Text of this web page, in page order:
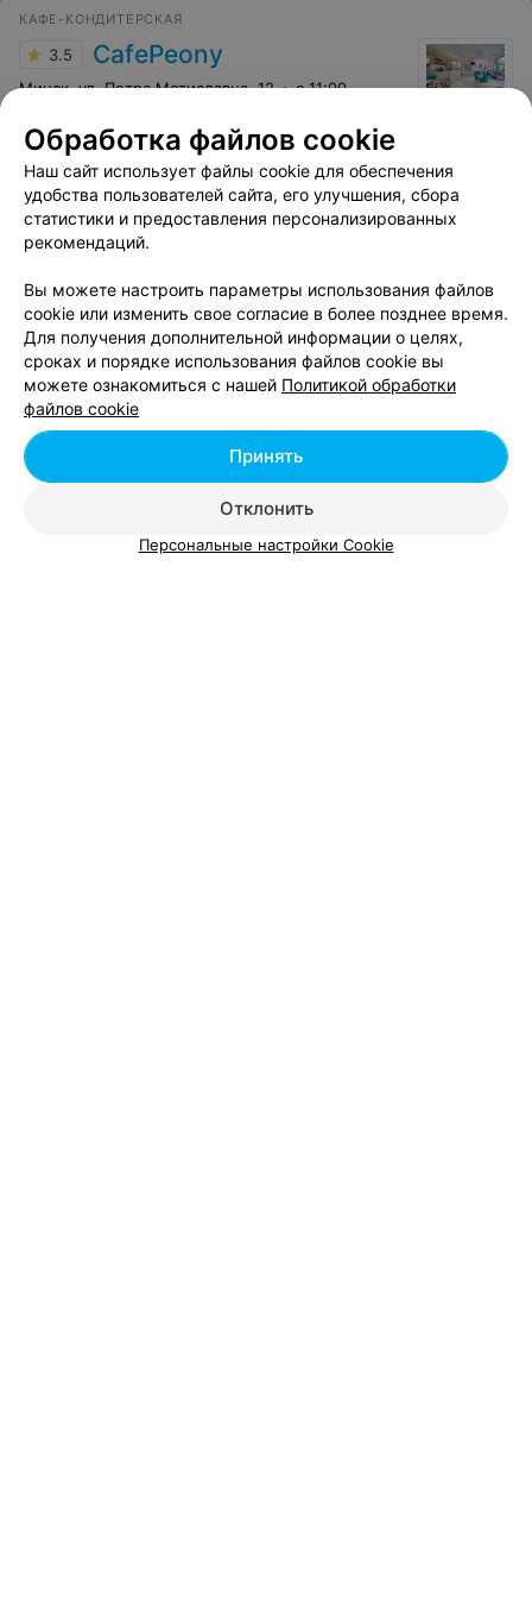
КАФЕ-КОНДИТЕРСКАЯ
3.5 CafePeony
Минск, ул. Петра Мстиславца, 12 с 11:00
Отзыв. Очень красивое место) Еще
Отзывы2
Показать ещё 25
1 2 3 4 5 6 7 8
Обработка файлов cookie
Наш сайт использует файлы cookie для обеспечения
удобства пользователей сайта, его улучшения, сбора
статистики и предоставления персонализированных
рекомендаций.
Вы можете настроить параметры использования файлов
cookie или изменить свое согласие в более позднее время.
Для получения дополнительной информации о целях,
сроках и порядке использования файлов cookie вы
можете ознакомиться с нашей Политикой обработки
файлов cookie
Отклонить
Принять
Персональные настройки Cookie